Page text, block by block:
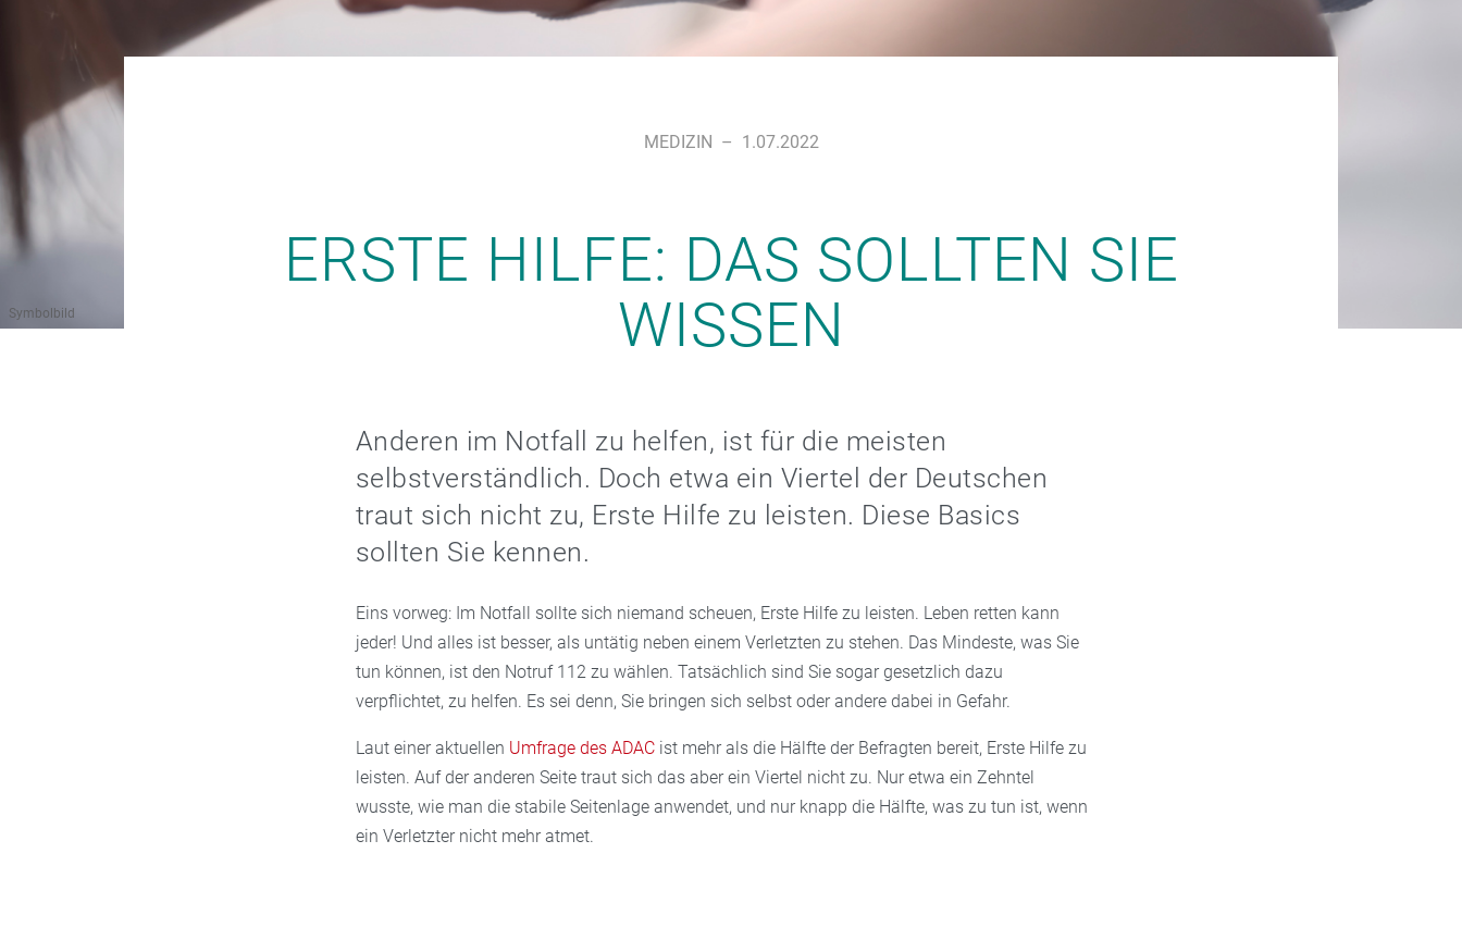
Symbolbild
MEDIZIN – 1.07.2022
ERSTE HILFE: DAS SOLLTEN SIE
WISSEN
Anderen im Notfall zu helfen, ist für die meisten
selbstverständlich. Doch etwa ein Viertel der Deutschen
traut sich nicht zu, Erste Hilfe zu leisten. Diese Basics
sollten Sie kennen.
Eins vorweg: Im Notfall sollte sich niemand scheuen, Erste Hilfe zu leisten. Leben retten kann
jeder! Und alles ist besser, als untätig neben einem Verletzten zu stehen. Das Mindeste, was Sie
tun können, ist den Notruf 112 zu wählen. Tatsächlich sind Sie sogar gesetzlich dazu
verpflichtet, zu helfen. Es sei denn, Sie bringen sich selbst oder andere dabei in Gefahr.
Laut einer aktuellen Umfrage des ADACist mehr als die Hälfte der Befragten bereit, Erste Hilfe zu
leisten. Auf der anderen Seite traut sich das aber ein Viertel nicht zu. Nur etwa ein Zehntel
wusste, wie man die stabile Seitenlage anwendet, und nur knapp die Hälfte, was zu tun ist, wenn
ein Verletzter nicht mehr atmet.